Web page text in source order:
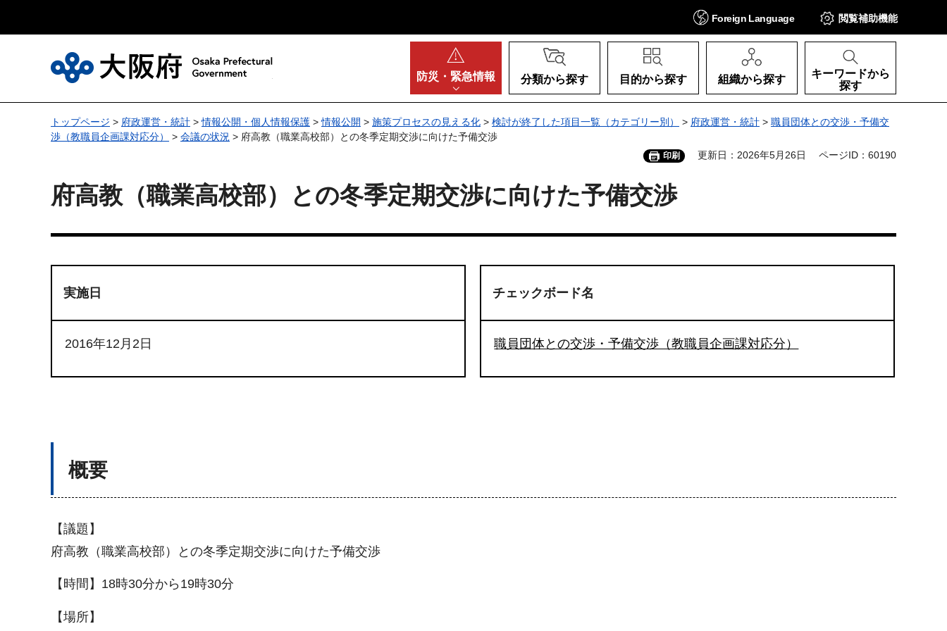
Foreign Language 閲覧補助機能
防災・ 緊急情報 分類から探す 目的から探す 組織から探す
キーワードから
探す
トップページ > 府政運営・統計 >情報公開・個人情報保護 >情報公開 > 施策プロセスの見える化 > 検討が終了した項目一覧（カテゴリー別） > 府政運営・統計 > 職員団体との交渉・予備交
渉（教職員企画課対応分）
> 会議の状況 > 府高教（職業高校部）との冬季定期交渉に向けた予備交渉
印刷 更新日：2026年5月26日 ページID：60190
府高教（職業高校部）との冬季定期交渉に向けた予備交渉
実施日
2016年12月2日
チェックボード名
職員団体との交渉・予備交渉（教職員企画課対応分）
概要
【議題】
府高教（職業高校部）との冬季定期交渉に向けた予備交渉
【時間】18時30分から19時30分
【場所】